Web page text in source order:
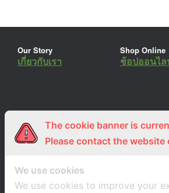
Our Story
เกี่ยวกับเรา
Shop Online
ช้อปออนไ
ร่วมงานกับเรา
สมัครงาน
Lemon Farm Cafe
ร้านอาหารอินท
The cookie banner is
Please contact the website
We use cookies
We use cookies to improve your